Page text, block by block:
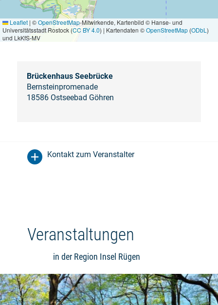
Leaflet | ©OpenStreetMap-Mitwirkende, Kartenbild © Hanse- und
Universitätsstadt Rostock (CC BY 4.0) | Kartendaten ©OpenStreetMap (ODbL )
und LkKfS-MV
Brückenhaus Seebrücke
Bernsteinpromenade
18586 Ostseebad Göhren
Kontakt zum Veranstalter
Veranstaltungen
in der Region Insel Rügen